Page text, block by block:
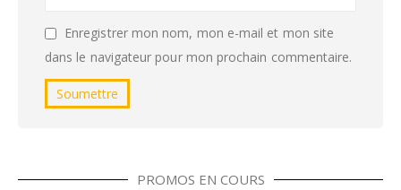
Enregistrer mon nom, mon e-mail et mon site
dans le navigateur pour mon prochain commentaire.
PROMOS EN COURS